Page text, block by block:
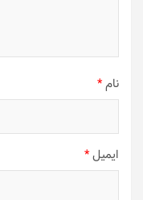
نام*
ایمیل*